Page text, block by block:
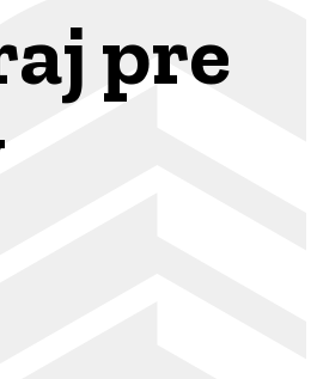
pre